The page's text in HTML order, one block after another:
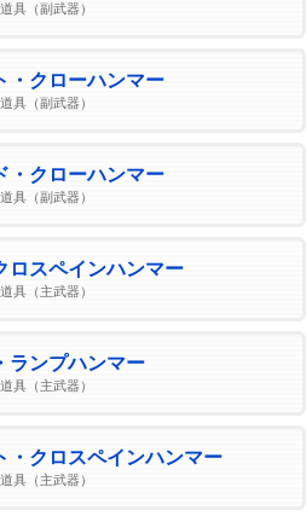
具（副武器）
・クローハンマー
具（副武器）
・クローハンマー
具（副武器）
ロスペインハンマー
具（主武器）
ランプハンマー
具（主武器）
・クロスペインハンマー
具（主武器）